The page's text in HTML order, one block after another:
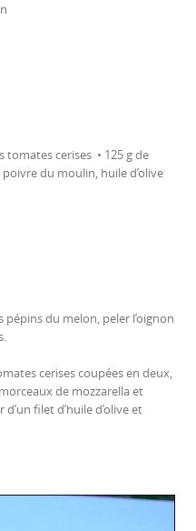
tomates cerises • 125 g de
du moulin, huile d’olive
du melon, peler l’oignon
cerises coupées en deux,
de mozzarella et
filet d’huile d’olive et